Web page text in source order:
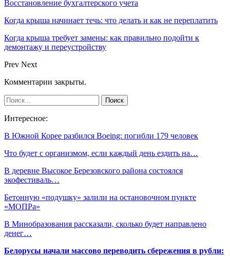
Восстановление бухгалтерского учета
Когда крыша начинает течь: что делать и как не переплатить
Когда крыша требует замены: как правильно подойти к
демонтажу и переустройству
Prev Next
Комментарии закрыты.
Интересное:
В Южной Корее разбился Boeing: погибли 179 человек
Что будет с организмом, если каждый день ездить на…
В деревне Высокое Березовского района состоялся
экофестиваль…
Бетонную «подушку» залили на остановочном пункте
«МОПРа»
В Минобразования рассказали, сколько будет направлено
денег…
Белорусы начали массово переводить сбережения в рубли: